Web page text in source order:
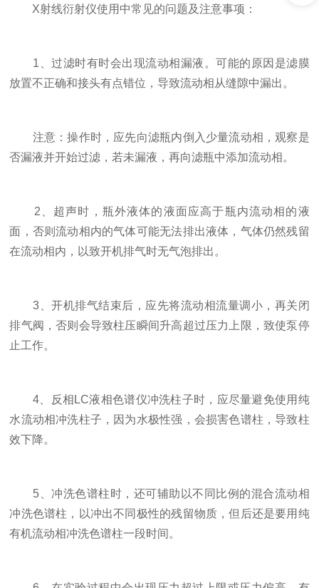
X射线衍射仪使用中常见的问题及注意事项：
1、过滤时有时会出现流动相漏液。可能的原因是滤膜
放置不正确和接头有点错位，导致流动相从缝隙中漏出。
注意：操作时，应先向滤瓶内倒入少量流动相，观察是
否漏液并开始过滤，若未漏液，再向滤瓶中添加流动相。
2、超声时，瓶外液体的液面应高于瓶内流动相的液
面，否则流动相内的气体可能无法排出液体，气体仍然残留
在流动相内，以致开机排气时无气泡排出。
3、开机排气结束后，应先将流动相流量调小，再关闭
排气阀，否则会导致柱压瞬间升高超过压力上限，致使泵停
止工作。
4、反相LC液相色谱仪冲洗柱子时，应尽量避免使用纯
水流动相冲洗柱子，因为水极性强，会损害色谱柱，导致柱
效下降。
5、冲洗色谱柱时，还可辅助以不同比例的混合流动相
冲洗色谱柱，以冲出不同极性的残留物质，但后还是要用纯
有机流动相冲洗色谱柱一段时间。